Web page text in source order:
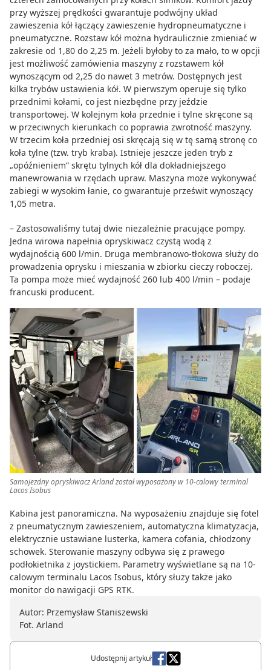
przy wyższej prędkości gwarantuje podwójny układ
zawieszenia kół łączący zawieszenie hydropneumatyczne i
pneumatyczne. Rozstaw kół można hydraulicznie zmieniać w
zakresie od 1,80 do 2,25 m. Jeżeli byłoby to za mało, to w opcji
jest możliwość zamówienia maszyny z rozstawem kół
wynoszącym od 2,25 do nawet 3 metrów. Dostępnych jest
kilka trybów ustawienia kół. W pierwszym operuje się tylko
przednimi kołami, co jest niezbędne przy jeździe
transportowej. W kolejnym koła przednie i tylne skręcone są
w przeciwnych kierunkach co poprawia zwrotność maszyny.
W trzecim koła przedniej osi skręcają się w tę samą stronę co
koła tylne (tzw. tryb kraba). Istnieje jeszcze jeden tryb z
„opóźnieniem” skrętu tylnych kół dla dokładniejszego
manewrowania w rzędach upraw. Maszyna może wykonywać
zabiegi w wysokim łanie, co gwarantuje prześwit wynoszący
1,05 metra.
– Zastosowaliśmy tutaj dwie niezależnie pracujące pompy.
Jedna wirowa napełnia opryskiwacz czystą wodą z
wydajnością 600 l/min. Druga membranowo-tłokowa służy do
prowadzenia oprysku i mieszania w zbiorku cieczy roboczej.
Ta pompa może mieć wydajność 260 lub 400 l/min – podaje
francuski producent.
Samojezdny opryskiwacz Arland został wyposażony w 10-calowy terminal
Lacos Isobus
Kabina jest panoramiczna. Na wyposażeniu znajduje się fotel
z pneumatycznym zawieszeniem, automatyczna klimatyzacja,
elektrycznie ustawiane lusterka, kamera cofania, chłodzony
schowek. Sterowanie maszyny odbywa się z prawego
podłokietnika z joystickiem. Parametry wyświetlane są na 10-
calowym terminalu Lacos Isobus, który służy także jako
monitor do nawigacji GPS RTK.
Autor: Przemysław Staniszewski
Fot. Arland
Udostępnij artykuł